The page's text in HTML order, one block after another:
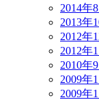
2014年
2013年
2012年
2012年
2010年
2009年
2009年